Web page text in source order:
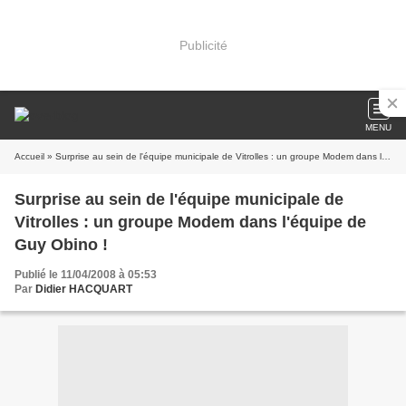
Publicité
MENU
Accueil » Surprise au sein de l'équipe municipale de Vitrolles : un groupe Modem dans l'équipe de Guy Obino !
Surprise au sein de l'équipe municipale de
Vitrolles : un groupe Modem dans l'équipe de
Guy Obino !
Publié le 11/04/2008 à 05:53
Par Didier HACQUART